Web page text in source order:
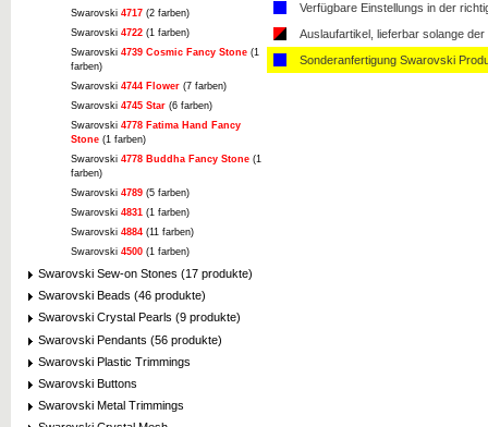
Swarovski 4717 (2 farben)
Swarovski 4722 (1 farben)
Swarovski 4739 Cosmic Fancy Stone (1
farben)
Swarovski 4744 Flower (7 farben)
Swarovski 4745 Star (6 farben)
Swarovski 4778 Fatima Hand Fancy
Stone (1 farben)
Swarovski 4778 Buddha Fancy Stone (1
farben)
Swarovski 4789 (5 farben)
Swarovski 4831 (1 farben)
Swarovski 4884 (11 farben)
Swarovski 4500 (1 farben)
Swarovski Sew-on Stones (17 produkte)
Swarovski Beads (46 produkte)
Swarovski Crystal Pearls (9 produkte)
Swarovski Pendants (56 produkte)
Swarovski Plastic Trimmings
Swarovski Buttons
Swarovski Metal Trimmings
Verfügbare Einstellungs in der
Auslaufartikel, lieferbar solange der
Sonderanfertigung Swarovski